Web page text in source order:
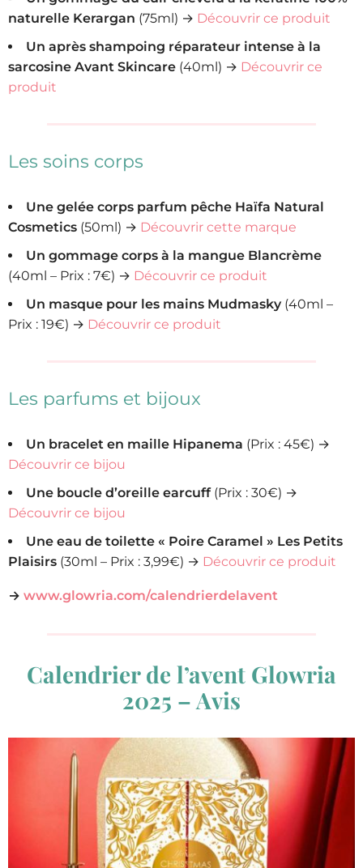
naturelle Kerargan (75ml) → Découvrir ce produit
Un après shampoing réparateur intense à la
sarcosine Avant Skincare (40ml) → Découvrir ce
produit
Les soins corps
Une gelée corps parfum pêche Haïfa Natural
Cosmetics (50ml) → Découvrir cette marque
Un gommage corps à la mangue Blancrème
(40ml – Prix : 7€) → Découvrir ce produit
Un masque pour les mains Mudmasky(40ml –
Prix : 19€) → Découvrir ce produit
Les parfums et bijoux
Un bracelet en maille Hipanema (Prix : 45€) →
Découvrir ce bijou
Une boucle d’oreille earcuff(Prix : 30€) →
Découvrir ce bijou
Une eau de toilette « Poire Caramel » Les Petits
Plaisirs (30ml – Prix : 3,99€) → Découvrir ce produit
→ www.glowria.com/calendrierdelavent
Calendrier de l’avent Glowria
2025 – Avis